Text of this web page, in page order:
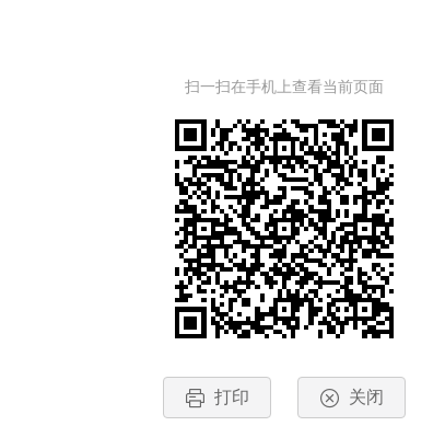
扫一扫在手机上查看当前页面
打印 关闭